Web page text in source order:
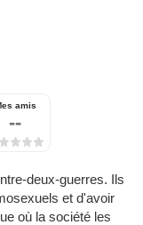
amis
--
deux-guerres. Ils
et d'avoir
où la société les